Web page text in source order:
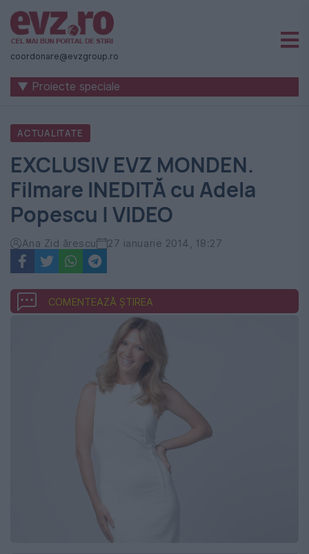
Știri
naționale
internaționale
România
-
Evenimentul
Zilei
coordonare@evzgroup.ro
▼ Proiecte speciale
ACTUALITATE
EXCLUSIV EVZ MONDEN.
Filmare INEDITĂ cu Adela
Popescu | VIDEO
Ana Zid ărescu 27 ianuarie 2014, 18:27
COMENTEAZĂ ȘTIREA